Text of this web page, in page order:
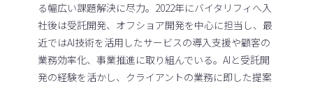
る幅広い課題解決に尽力。2022年にバイタリフィへ入
社後は受託開発、オフショア開発を中心に担当し、最
近ではAI技術を活用したサービスの導入支援や顧客の
業務効率化、事業推進に取り組んでいる。AIと受託開
発の経験を活かし、クライアントの業務に即した提案